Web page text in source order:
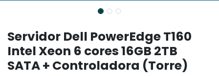
Servidor Dell PowerEdge T160
Intel Xeon 6 cores 16GB 2TB
SATA + Controladora (Torre)